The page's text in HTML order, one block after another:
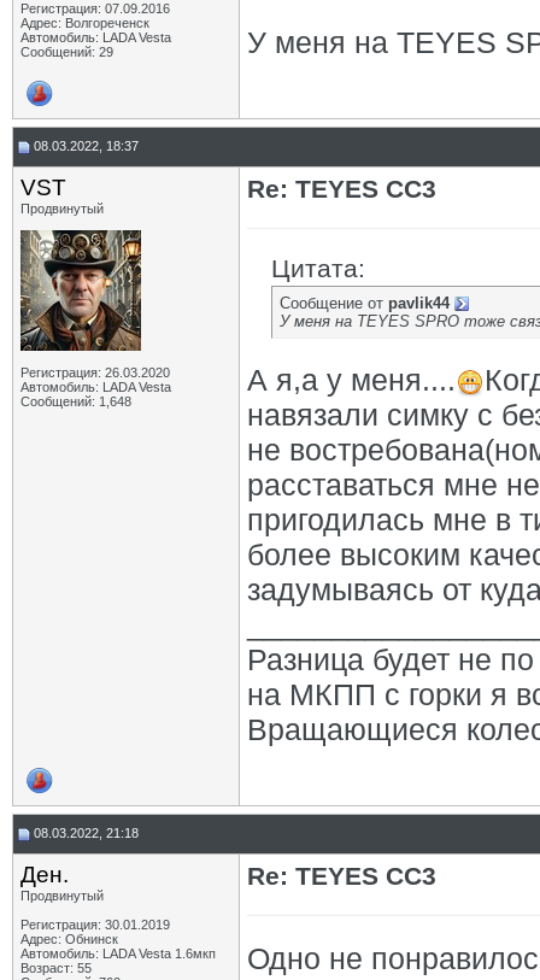
Регистрация: 07.09.2016
Адрес: Волгореченск
Автомобиль: LADA Vesta
Сообщений: 29
У меня на TEYES
08.03.2022, 18:37
VST
Продвинутый
Регистрация: 26.03.2020
Автомобиль: LADA Vesta
Сообщений: 1,648
Re: TEYES CC3
Цитата:
Сообщение от pavlik44
У меня на TEYES SPRO тоже
А я,а у меня....
навязали симку с
не
расставаться мне
пригодилась мне в
более высоким
задумываясь от
Разница будет не
на МКПП с горки я
Вращающиеся
08.03.2022, 21:18
Ден.
Продвинутый
Регистрация: 30.01.2019
Адрес: Обнинск
Автомобиль: LADA Vesta 1.6мкп
Возраст: 55
Re: TEYES CC3
Одно не